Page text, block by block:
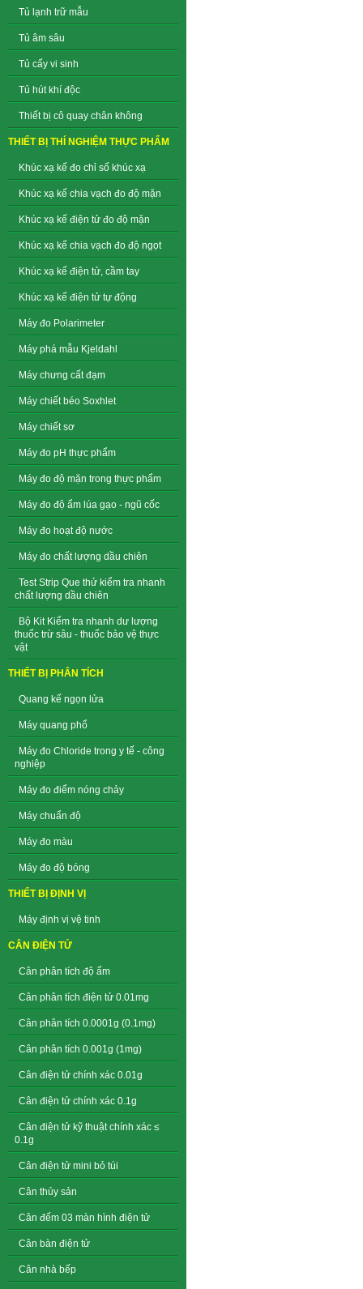
Tủ lạnh trữ mẫu
Tủ âm sâu
Tủ cấy vi sinh
Tủ hút khí độc
Thiết bị cô quay chân không
THIẾT BỊ THÍ NGHIỆM THỰC PHẨM
Khúc xạ kế đo chỉ số khúc xạ
Khúc xạ kế chia vạch đo độ mặn
Khúc xạ kế điện tử đo độ mặn
Khúc xạ kế chia vạch đo độ ngọt
Khúc xạ kế điện tử, cầm tay
Khúc xạ kế điện tử tự động
Máy đo Polarimeter
Máy phá mẫu Kjeldahl
Máy chưng cất đạm
Máy chiết béo Soxhlet
Máy chiết sơ
Máy đo pH thực phẩm
Máy đo độ mặn trong thực phẩm
Máy đo độ ẩm lúa gạo - ngũ cốc
Máy đo hoạt độ nước
Máy đo chất lượng dầu chiên
Test Strip Que thử kiểm tra nhanh
chất lượng dầu chiên
Bộ Kit Kiểm tra nhanh dư lượng
thuốc trừ sâu - thuốc bảo vệ thực
vật
THIẾT BỊ PHÂN TÍCH
Quang kế ngọn lửa
Máy quang phổ
Máy đo Chloride trong y tế - công
nghiệp
Máy đo điểm nóng chảy
Máy chuẩn độ
Máy đo màu
Máy đo độ bóng
THIẾT BỊ ĐỊNH VỊ
Máy định vị vệ tinh
CÂN ĐIỆN TỬ
Cân phân tích độ ẩm
Cân phân tích điện tử 0.01mg
Cân phân tích 0.0001g (0.1mg)
Cân phân tích 0.001g (1mg)
Cân điện tử chính xác 0.01g
Cân điện tử chính xác 0.1g
Cân điện tử kỹ thuật chính xác ≤
0.1g
Cân điện tử mini bỏ túi
Cân thủy sản
Cân đếm 03 màn hình điện tử
Cân bàn điện tử
Cân nhà bếp